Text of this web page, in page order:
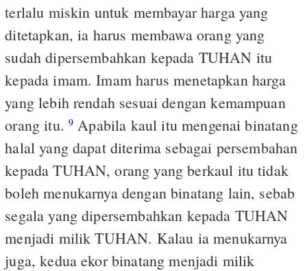
terlalu miskin untuk membayar harga yang
ditetapkan, ia harus membawa orang yang
sudah dipersembahkan kepada TUHAN itu
kepada imam. Imam harus menetapkan harga
yang lebih rendah sesuai dengan kemampuan
orang itu. 9 Apabila kaul itu mengenai binatang
halal yang dapat diterima sebagai persembahan
kepada TUHAN, orang yang berkaul itu tidak
boleh menukarnya dengan binatang lain, sebab
segala yang dipersembahkan kepada TUHAN
menjadi milik TUHAN. Kalau ia menukarnya
juga, kedua ekor binatang menjadi milik